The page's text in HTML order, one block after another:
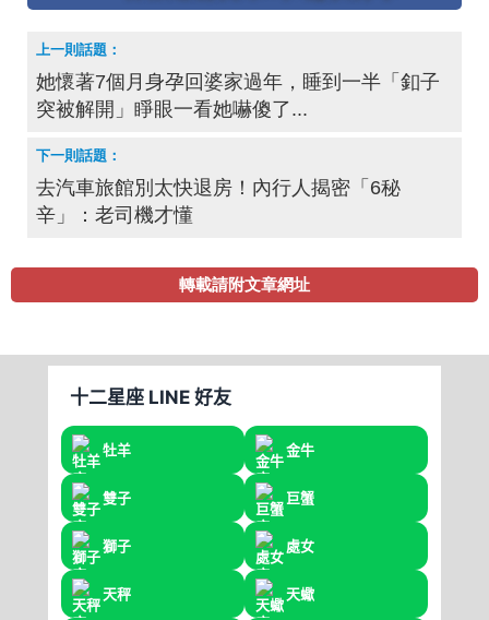
她懷著7個月身孕回婆家過年，睡到一半「釦子
突被解開」睜眼一看她嚇傻了...
去汽車旅館別太快退房！內行人揭密「6秘
辛」：老司機才懂
轉載請附文章網址